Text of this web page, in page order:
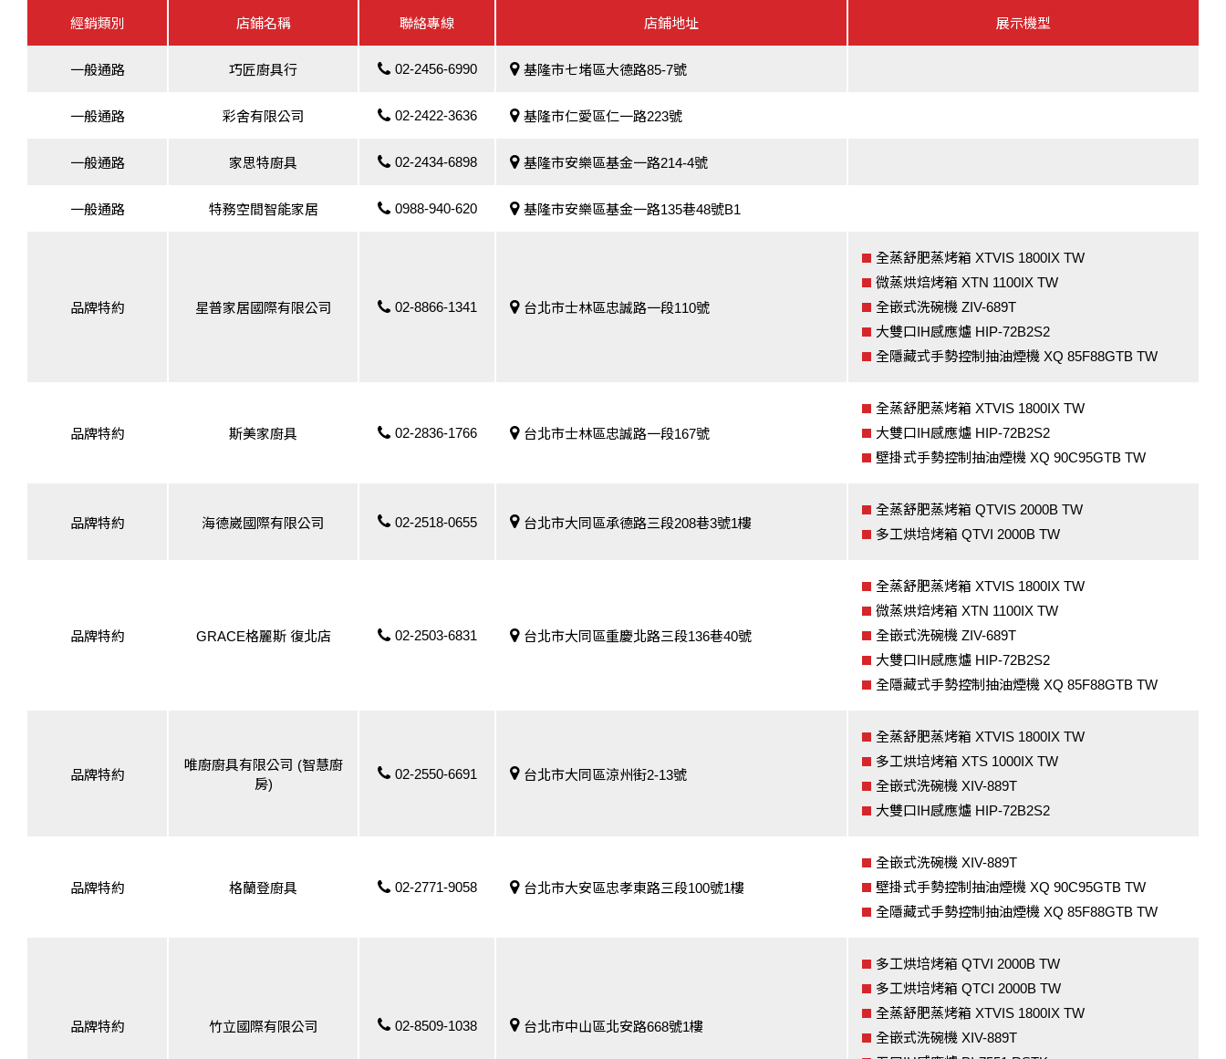
經銷類別 店鋪名稱 聯絡專線 店鋪地址 展示機型
一般通路 巧匠廚具行 02-2456-6990 基隆市七堵區大德路85-7號
一般通路 彩舍有限公司 02-2422-3636 基隆市仁愛區仁一路223號
一般通路 家思特廚具 02-2434-6898 基隆市安樂區基金一路214-4號
一般通路 特務空間智能家居 0988-940-620 基隆市安樂區基金一路135巷48號B1
品牌特約 星普家居國際有限公司 02-8866-1341 台北市士林區忠誠路一段110號
全蒸舒肥蒸烤箱 XTVIS 1800IX TW
微蒸烘焙烤箱 XTN 1100IX TW
全嵌式洗碗機 ZIV-689T
大雙口IH感應爐 HIP-72B2S2
全隱藏式手勢控制抽油煙機 XQ 85F88GTB TW
品牌特約 斯美家廚具 02-2836-1766 台北市士林區忠誠路一段167號
全蒸舒肥蒸烤箱 XTVIS 1800IX TW
大雙口IH感應爐 HIP-72B2S2
壁掛式手勢控制抽油煙機 XQ 90C95GTB TW
品牌特約 海德崴國際有限公司 02-2518-0655 台北市大同區承德路三段208巷3號1樓
全蒸舒肥蒸烤箱 QTVIS 2000B TW
多工烘培烤箱 QTVI 2000B TW
品牌特約 GRACE格麗斯 復北店 02-2503-6831 台北市大同區重慶北路三段136巷40號
全蒸舒肥蒸烤箱 XTVIS 1800IX TW
微蒸烘焙烤箱 XTN 1100IX TW
全嵌式洗碗機 ZIV-689T
大雙口IH感應爐 HIP-72B2S2
全隱藏式手勢控制抽油煙機 XQ 85F88GTB TW
品牌特約
唯廚廚具有限公司 (智慧廚
房)
02-2550-6691 台北市大同區涼州街2-13號
全蒸舒肥蒸烤箱 XTVIS 1800IX TW
多工烘培烤箱 XTS 1000IX TW
全嵌式洗碗機 XIV-889T
大雙口IH感應爐 HIP-72B2S2
品牌特約 格蘭登廚具 02-2771-9058 台北市大安區忠孝東路三段100號1樓
全嵌式洗碗機 XIV-889T
壁掛式手勢控制抽油煙機 XQ 90C95GTB TW
全隱藏式手勢控制抽油煙機 XQ 85F88GTB TW
品牌特約 竹立國際有限公司 02-8509-1038 台北市中山區北安路668號1樓
多工烘培烤箱 QTVI 2000B TW
多工烘培烤箱 QTCI 2000B TW
全蒸舒肥蒸烤箱 XTVIS 1800IX TW
全嵌式洗碗機 XIV-889T